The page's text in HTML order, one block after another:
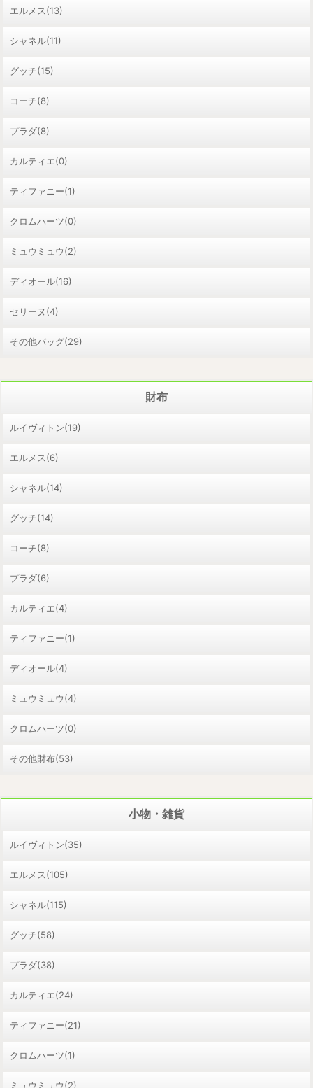
エルメス(13)
シャネル(11)
グッチ(15)
コーチ(8)
プラダ(8)
カルティエ(0)
ティファニー(1)
クロムハーツ(0)
ミュウミュウ(2)
ディオール(16)
セリーヌ(4)
その他バッグ(29)
財布
ルイヴィトン(19)
エルメス(6)
シャネル(14)
グッチ(14)
コーチ(8)
プラダ(6)
カルティエ(4)
ティファニー(1)
ディオール(4)
ミュウミュウ(4)
クロムハーツ(0)
その他財布(53)
小物・雑貨
ルイヴィトン(35)
エルメス(105)
シャネル(115)
グッチ(58)
プラダ(38)
カルティエ(24)
ティファニー(21)
クロムハーツ(1)
ミュウミュウ(2)